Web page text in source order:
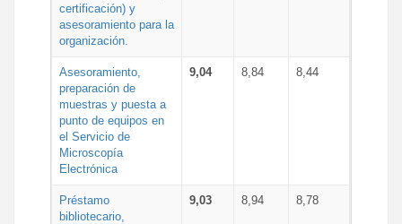
certificación) y
asesoramiento para la
organización.
Asesoramiento,
preparación de
muestras y puesta a
punto de equipos en
el Servicio de
Microscopía
Electrónica
9,04 8,84 8,44
Préstamo
bibliotecario,
9,03 8,94 8,78